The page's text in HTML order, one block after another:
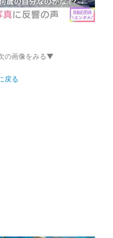
の画像をみる▼
戻る